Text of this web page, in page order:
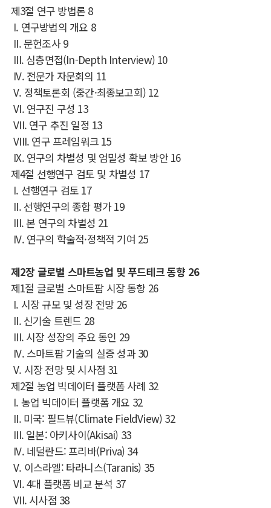
제3절 연구 방법론 8
I. 연구방법의 개요 8
II.문헌조사 9
III. 심층면접(In-Depth Interview) 10
IV. 전문가 자문회의 11
V. 정책토론회 (중간·최종보고회) 12
VI. 연구진 구성 13
VII. 연구 추진 일정 13
VIII. 연구 프레임워크 15
IX. 연구의 차별성 및 엄밀성 확보 방안 16
제4절 선행연구 검토 및 차별성 17
I. 선행연구 검토 17
II. 선행연구의 종합 평가19
III.본 연구의 차별성 21
IV. 연구의 학술적·정책적 기여 25
제2장 글로벌 스마트농업 및 푸드테크 동향 26
제1절 글로벌 스마트팜 시장 동향 26
I. 시장 규모 및 성장 전망 26
II. 신기술 트렌드 28
III. 시장 성장의 주요 동인 29
IV. 스마트팜 기술의 실증 성과 30
V. 시장 전망 및 시사점 31
제2절 농업 빅데이터 플랫폼 사례 32
I. 농업 빅데이터 플랫폼 개요 32
II. 미국: 필드뷰(Climate FieldView) 32
III. 일본: 아키사이(Akisai) 33
IV. 네덜란드: 프리바(Priva) 34
V. 이스라엘: 타라니스(Taranis) 35
VI. 4대 플랫폼 비교 분석 37
VII. 시사점 38